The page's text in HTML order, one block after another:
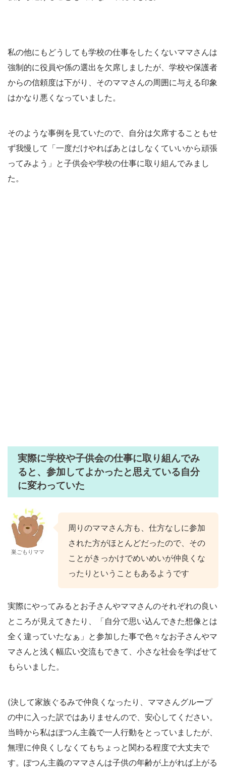
私の他にもどうしても学校の仕事をしたくないママさんは
強制的に役員や係の選出を欠席しましたが、学校や保護者
からの信頼度は下がり、そのママさんの周囲に与える印象
はかなり悪くなっていました。
そのような事例を見ていたので、自分は欠席することもせ
ず我慢して「一度だけやればあとはしなくていいから頑張
ってみよう」と子供会や学校の仕事に取り組んでみまし
た。
実際に学校や子供会の仕事に取り組んでみ
ると、参加してよかったと思えている自分
に変わっていた
巣ごもりママ
周りのママさん方も、仕方なしに参加
された方がほとんどだったので、その
ことがきっかけでめいめいが仲良くな
ったりということもあるようです
実際にやってみるとお子さんやママさんのそれぞれの良い
ところが見えてきたり、「自分で思い込んできた想像とは
全く違っていたなぁ」と参加した事で色々なお子さんやマ
マさんと浅く幅広い交流もできて、小さな社会を学ばせて
もらいました。
(決して家族ぐるみで仲良くなったり、ママさんグループ
の中に入った訳ではありませんので、安心してください。
当時から私はぽつん主義で一人行動をとっていましたが、
無理に仲良くしなくてもちょっと関わる程度で大丈夫で
す。ぽつん主義のママさんは子供の年齢が上がれば上がる